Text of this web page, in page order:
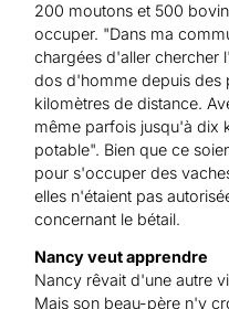
200 moutons et 500
occuper. "Dans ma
chargées d'aller chercher
dos d'homme depuis des
kilomètres de distance.
même parfois jusqu'à dix
potable". Bien que ce
pour s'occuper des
elles n'étaient pas
concernant le bétail.
Nancy veut apprendre
Nancy rêvait d'une autre
Mais son beau-père n'y